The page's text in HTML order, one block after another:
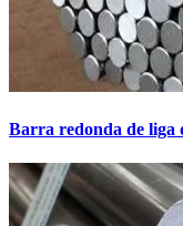
Barra redonda de liga